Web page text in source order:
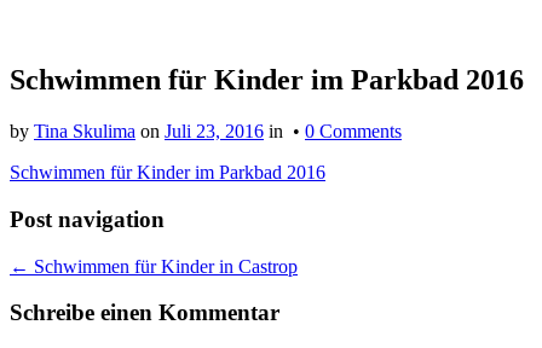
Schwimmen für Kinder im Parkbad 2016
by Tina Skulima on Juli 23, 2016 in • 0 Comments
Schwimmen für Kinder im Parkbad 2016
Post navigation
← Schwimmen für Kinder in Castrop
Schreibe einen Kommentar